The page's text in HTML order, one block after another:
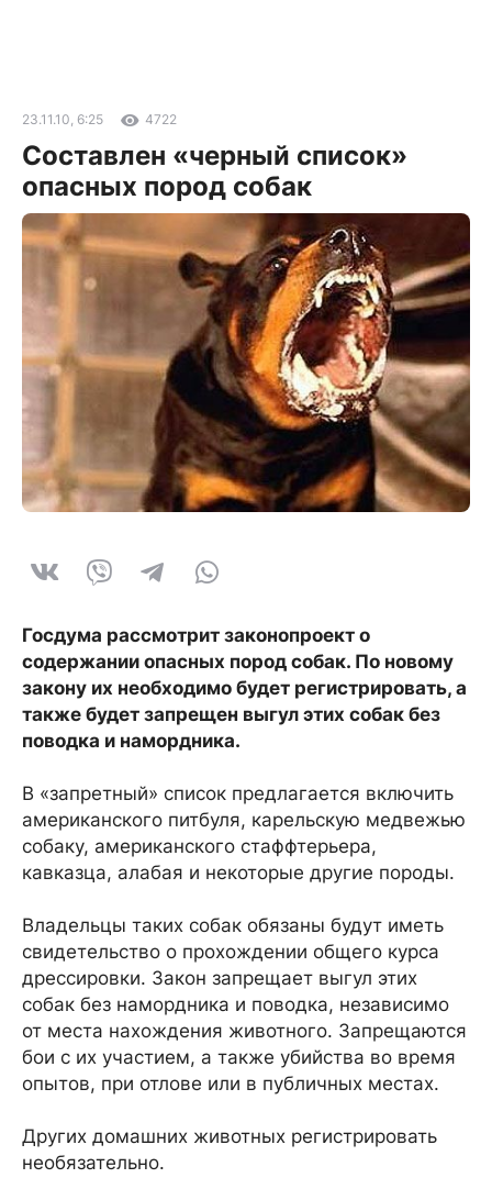
23.11.10, 6:25 4722
Составлен «черный список»
опасных пород собак
Госдума рассмотрит законопроект о
содержании опасных пород собак. По новому
закону их необходимо будет регистрировать, а
также будет запрещен выгул этих собак без
поводка и намордника.
В «запретный» список предлагается включить
американского питбуля, карельскую медвежью
собаку, американского стаффтерьера,
кавказца, алабая и некоторые другие породы.
Владельцы таких собак обязаны будут иметь
свидетельство о прохождении общего курса
дрессировки. Закон запрещает выгул этих
собак без намордника и поводка, независимо
от места нахождения животного. Запрещаются
бои с их участием, а также убийства во время
опытов, при отлове или в публичных местах.
Других домашних животных регистрировать
необязательно.